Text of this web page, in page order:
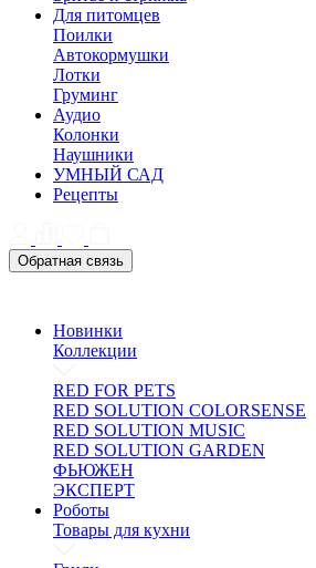
Для питомцев
Поилки
Автокормушки
Лотки
Груминг
Аудио
Колонки
Наушники
УМНЫЙ САД
Рецепты
Обратная связь
Новинки
Коллекции
RED FOR PETS
RED SOLUTION COLORSENSE
RED SOLUTION MUSIC
RED SOLUTION GARDEN
ФЬЮЖЕН
ЭКСПЕРТ
Роботы
Товары для кухни